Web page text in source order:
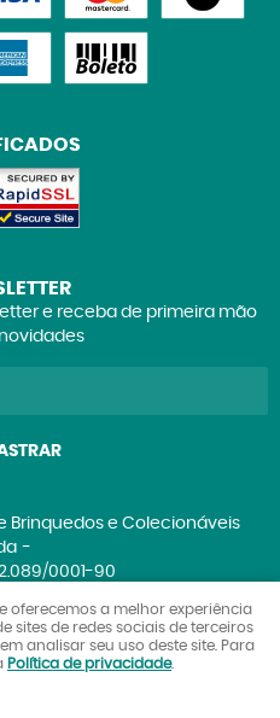
e receba de primeira mão
Brinquedos e Colecionáveis
0001-90
oferecemos a melhor experiência
sites de redes sociais de terceiros
analisar seu uso deste site. Para
Política de privacidade.